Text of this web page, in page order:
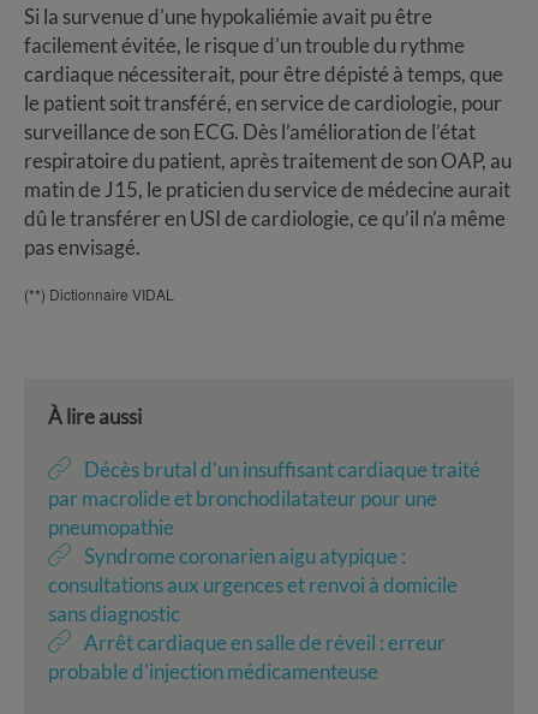
Si la survenue d’une hypokaliémie avait pu être
facilement évitée, le risque d’un trouble du rythme
cardiaque nécessiterait, pour être dépisté à temps, que
le patient soit transféré, en service de cardiologie, pour
surveillance de son ECG. Dès l’amélioration de l’état
respiratoire du patient, après traitement de son OAP, au
matin de J15, le praticien du service de médecine aurait
dû le transférer en USI de cardiologie, ce qu’il n’a même
pas envisagé.
(**) Dictionnaire VIDAL
À lire aussi
Décès brutal d’un insuffisant cardiaque traité
par macrolide et bronchodilatateur pour une
pneumopathie
Syndrome coronarien aigu atypique :
consultations aux urgences et renvoi à domicile
sans diagnostic
Arrêt cardiaque en salle de réveil : erreur
probable d'injection médicamenteuse